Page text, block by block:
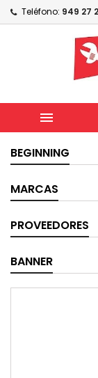
Teléfono: 949 27

BEGINNING
MARCAS
PROVEEDORES
BANNER